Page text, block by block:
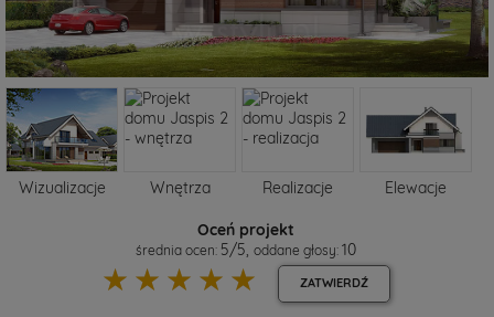
Wizualizacje Wnętrza Realizacje Elewacje
Oceń projekt
średnia ocen: 5/5 oddane głosy: 10
☆
☆
☆
☆
☆ ZATWIERDŹ